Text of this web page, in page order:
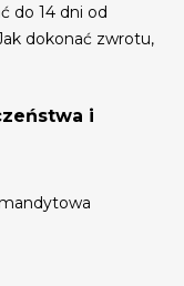
do 14 dni od
dokonać zwrotu,
i